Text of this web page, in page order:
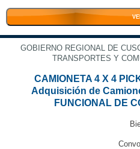
GOBIERNO REGIONAL DE
TRANSPORTES Y
CAMIONETA 4 X 4
Adquisición de
FUNCIONAL DE